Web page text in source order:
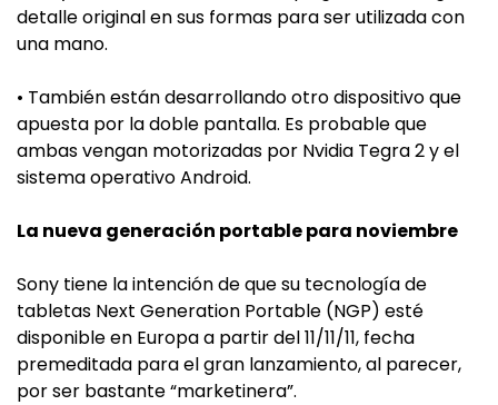
detalle original en sus formas para ser utilizada con
una mano.
• También están desarrollando otro dispositivo que
apuesta por la doble pantalla. Es probable que
ambas vengan motorizadas por Nvidia Tegra 2 y el
sistema operativo Android.
La nueva generación portable para noviembre
Sony tiene la intención de que su tecnología de
tabletas Next Generation Portable (NGP) esté
disponible en Europa a partir del 11/11/11, fecha
premeditada para el gran lanzamiento, al parecer,
por ser bastante “marketinera”.